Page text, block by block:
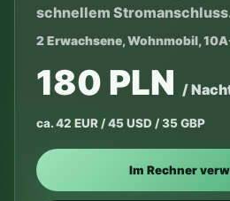
schnellem
2 Erwachsene, Wohnmobil,
180 PLN /
ca. 42 EUR / 45 USD / 35 GBP
Im Rechner